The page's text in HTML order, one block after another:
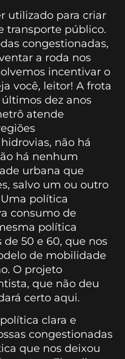
utilizado para criar
transporte público.
congestionadas,
a roda nos
incentivar o
você, leitor! A frota
dez anos
atende
não há
há nenhum
urbana que
salvo um ou outro
política
consumo de
política
50 e 60, que nos
de mobilidade
O projeto
que não deu
certo aqui.
clara e
congestionadas
que nos deixou